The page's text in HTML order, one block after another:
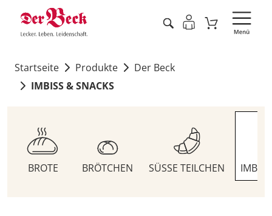
Startseite Produkte
Der Beck
IMBISS & SNACKS
BROTE BRÖTCHEN SÜSSE TEILCHEN